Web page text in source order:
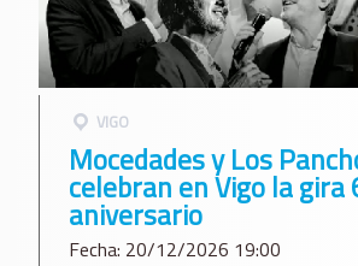
VIGO
Mocedades y Los
celebran en Vigo la gira
aniversario
Fecha: 20/12/2026 19:00